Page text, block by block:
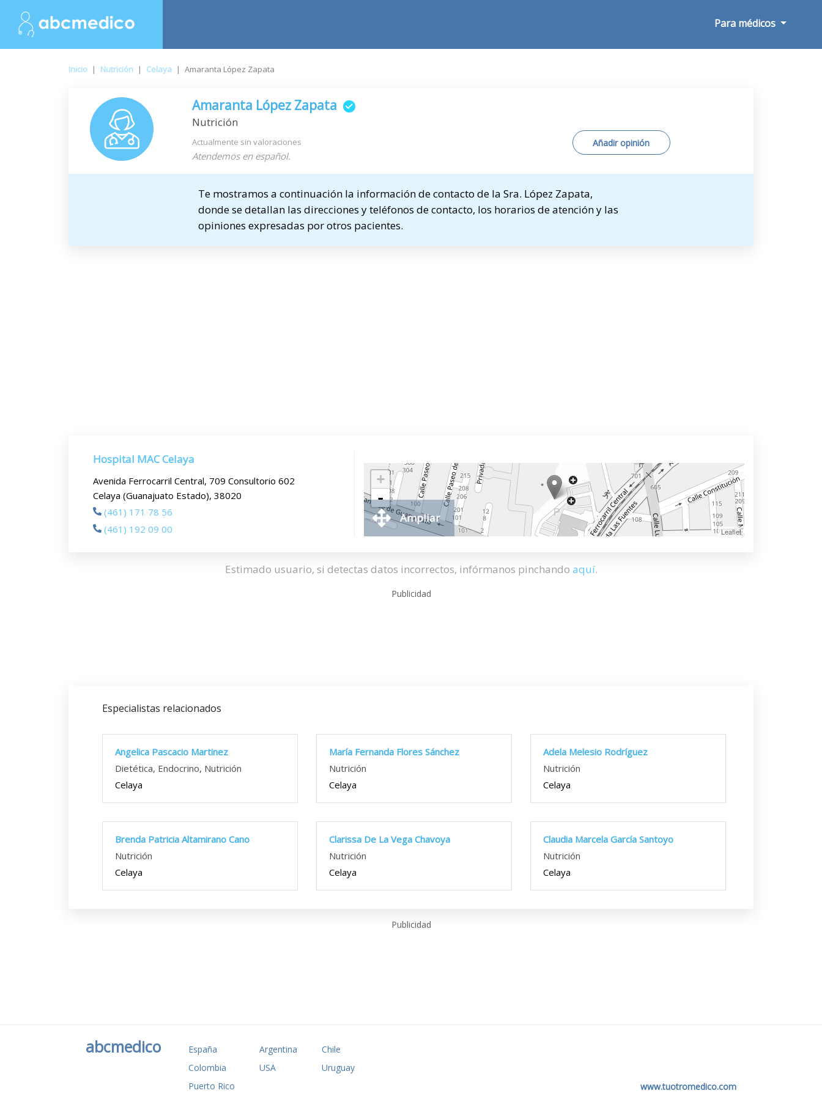
Para médicos
Inicio | Nutrición | Celaya | Amaranta López Zapata
Amaranta López Zapata
Nutrición
Actualmente sin valoraciones
Atendemos en español.
Añadir opinión
Te mostramos a continuación la información de contacto de la Sra. López Zapata,
donde se detallan las direcciones y teléfonos de contacto, los horarios de atención y las
opiniones expresadas por otros pacientes.
Hospital MAC Celaya
Avenida Ferrocarril Central, 709 Consultorio 602
Celaya (Guanajuato Estado), 38020
(461) 171 78 56
(461) 192 09 00
+
-
Leaflet
Ampliar
Estimado usuario, si detectas datos incorrectos, infórmanos pinchando aquí.
Publicidad
Especialistas relacionados
Angelica Pascacio Martinez
Dietética, Endocrino, Nutrición
Celaya
María Fernanda Flores Sánchez
Nutrición
Celaya
Adela Melesio Rodríguez
Nutrición
Celaya
Brenda Patricia Altamirano Cano
Nutrición
Celaya
Clarissa De La Vega Chavoya
Nutrición
Celaya
Claudia Marcela García Santoyo
Nutrición
Celaya
Publicidad
abcmedico España Argentina
Chile
Colombia
USA
Uruguay
Puerto Rico
www.tuotromedico.com